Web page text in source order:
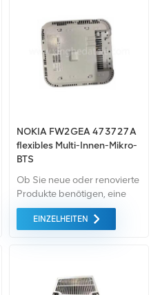
bieten wir zum
bestmöglichen Preis an.
NOKIA FW2GEA 473727A
flexibles Multi-Innen-Mikro-
BTS
Ob Sie neue oder renovierte
Produkte benötigen, eine
umfassende Garantie ist für
uns selbstverständlich. Wir
Geräte höchster Qualität. All
bestmöglichen Preis an.
EINZELHEITEN